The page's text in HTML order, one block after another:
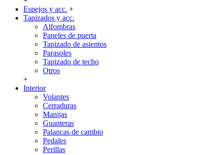
Espejos y acc. +
Tapizados y acc.
Alfombras
Paneles de puerta
Tapizado de asientos
Parasoles
Tapizado de techo
Otros
+
Interior
Volantes
Cerraduras
Manijas
Guanteras
Palancas de cambio
Pedales
Perillas